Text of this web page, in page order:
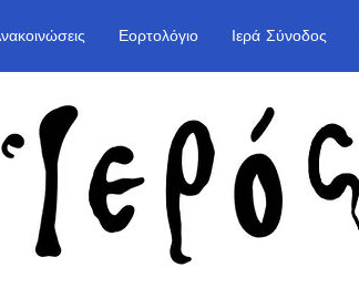
Εορτολόγιο Ιερά Σύνοδος